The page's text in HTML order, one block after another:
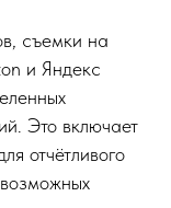
съемки на
и Яндекс
Это включает
отчётливого